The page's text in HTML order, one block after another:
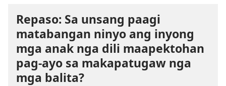
Repaso: Sa unsang paagi
matabangan ninyo ang inyong
mga anak nga dili maapektohan
pag-ayo sa makapatugaw nga
mga balita?